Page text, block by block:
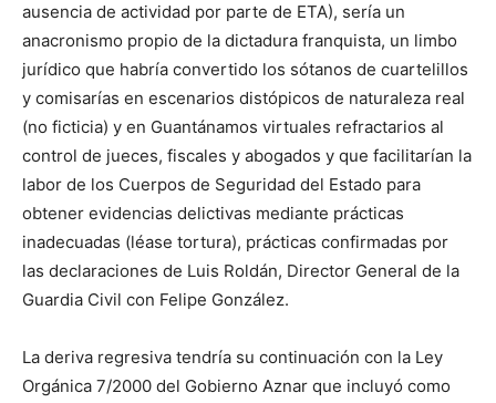
ausencia de actividad por parte de ETA), sería un
anacronismo propio de la dictadura franquista, un limbo
jurídico que habría convertido los sótanos de cuartelillos
y comisarías en escenarios distópicos de naturaleza real
(no ficticia) y en Guantánamos virtuales refractarios al
control de jueces, fiscales y abogados y que facilitarían la
labor de los Cuerpos de Seguridad del Estado para
obtener evidencias delictivas mediante prácticas
inadecuadas (léase tortura), prácticas confirmadas por
las declaraciones de Luis Roldán, Director General de la
Guardia Civil con Felipe González.
La deriva regresiva tendría su continuación con la Ley
Orgánica 7/2000 del Gobierno Aznar que incluyó como